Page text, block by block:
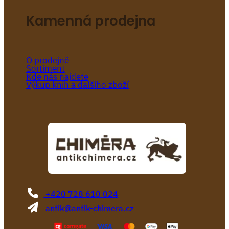
Kamenná prodejna
O prodejně
Sortiment
Kde nás najdete
Výkup knih a dalšího zboží
+420 728 610 024
antik@antik-chimera.cz